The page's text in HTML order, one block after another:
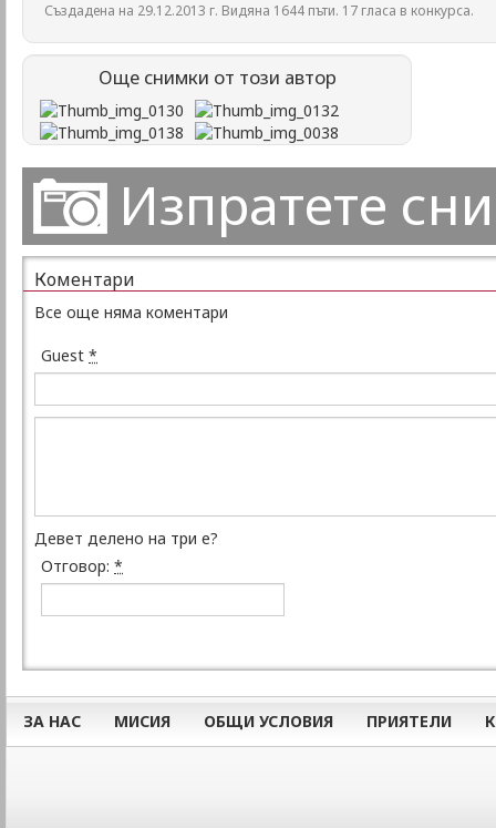
Създадена на 29.12.2013 г. Видяна 1644 пъти. 17 гласа в конкурса.
Още снимки от този автор
Изпратете
Коментари
Все още няма коментари
Guest *
Девет делено на три е?
Отговор: *
ЗА НАС МИСИЯ ОБЩИ УСЛОВИЯ ПРИЯТЕЛИ